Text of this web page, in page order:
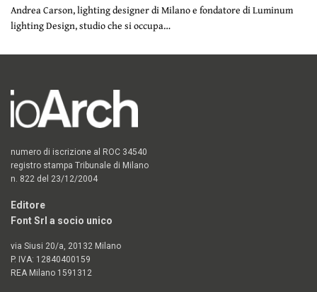
Andrea Carson, lighting designer di Milano e fondatore di Luminum
lighting Design, studio che si occupa…
numero di iscrizione al ROC 34540
registro stampa Tribunale di Milano
n. 822 del 23/12/2004
Editore
Font Srl a socio unico
via Siusi 20/a, 20132 Milano
P. IVA: 12840400159
REA Milano 1591312